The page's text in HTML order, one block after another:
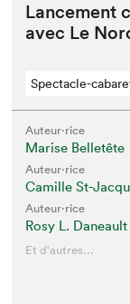
Lance­ment
avec Le
Spectacle-
Auteur·rice
Marise Belletête
Auteur·rice
Camille St-
Auteur·rice
Rosy L. Daneault
Et d'autres...